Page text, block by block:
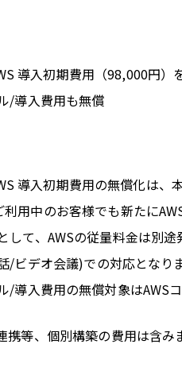
導入初期費用（98,000円）
/導入費用も無償
導入初期費用の無償化は、
用中のお客様でも新たに
て、AWSの従量料金は別途
ビデオ会議)での対応となりま
/導入費用の無償対象は
携等、個別構築の費用は含